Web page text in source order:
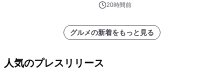
20時間前
グルメの新着をもっと見る
人気のプレスリリース